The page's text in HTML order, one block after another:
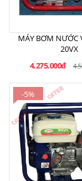
MÁY BƠM NƯỚC
20VX
4.275.000đ
-5%